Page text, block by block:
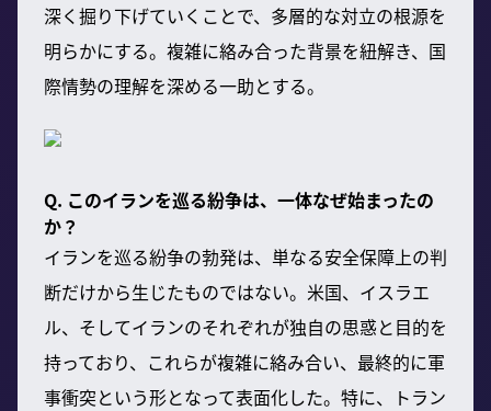
深く掘り下げていくことで、多層的な対立の根源を
明らかにする。複雑に絡み合った背景を紐解き、国
際情勢の理解を深める一助とする。
Q. このイランを巡る紛争は、一体なぜ始まったの
か？
イランを巡る紛争の勃発は、単なる安全保障上の判
断だけから生じたものではない。米国、イスラエ
ル、そしてイランのそれぞれが独自の思惑と目的を
持っており、これらが複雑に絡み合い、最終的に軍
事衝突という形となって表面化した。特に、トラン